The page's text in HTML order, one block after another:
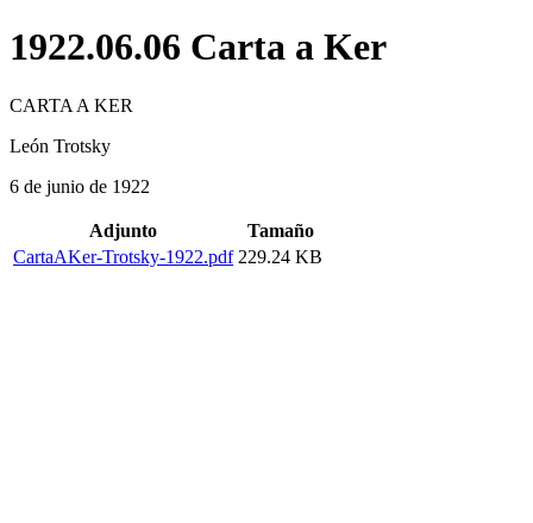
1922.06.06 Carta a Ker
CARTA A KER
León Trotsky
6 de junio de 1922
Adjunto
Tamaño
CartaAKer-Trotsky-1922.pdf 229.24 KB